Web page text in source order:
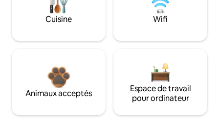
Cuisine Wifi
Animaux acceptés
Espace de travail
pour ordinateur